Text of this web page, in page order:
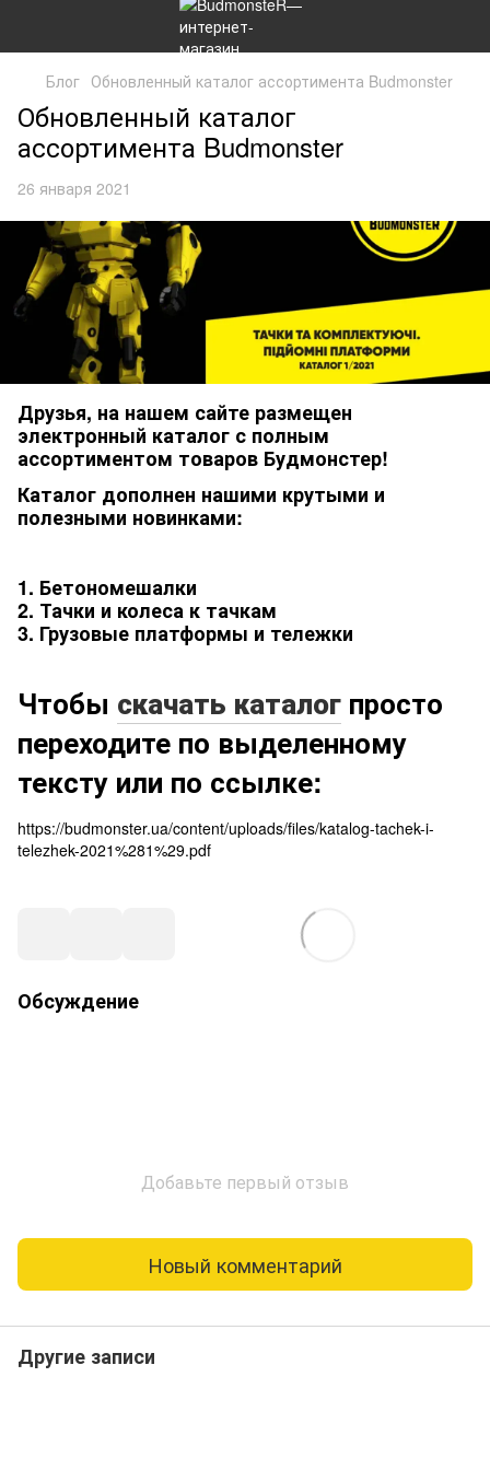
Блог Обновленный каталог ассортимента Budmonster
Обновленный каталог
ассортимента Budmonster
26 января 2021
Друзья, на нашем сайте размещен
электронный каталог с полным
ассортиментом товаров Будмонстер!
Каталог дополнен нашими крутыми и
полезными новинками:
1. Бетономешалки
2. Тачки и колеса к тачкам
3. Грузовые платформы и тележки
Чтобы скачать каталог просто
переходите по выделенному
тексту или по ссылке:
https://budmonster.ua/content/uploads/files/katalog-tachek-i-
telezhek-2021%281%29.pdf
Обсуждение
Добавьте первый отзыв
Новый комментарий
Другие записи